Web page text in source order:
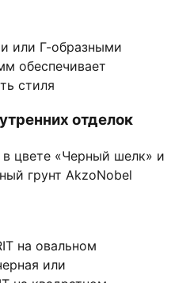
или Г-образными
обеспечивает
стиля
отделок
цвете «Черный шелк» и
грунт AkzoNobel
на овальном
или